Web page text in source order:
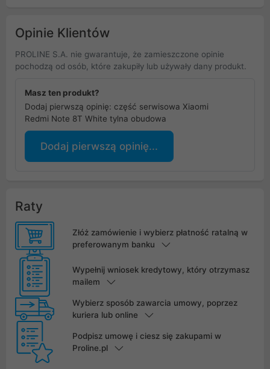
Opinie Klientów
PROLINE S.A. nie gwarantuje, że zamieszczone opinie
pochodzą od osób, które zakupiły lub używały dany produkt.
Masz ten produkt?
Dodaj pierwszą opinię: część serwisowa Xiaomi
Redmi Note 8T White tylna obudowa
Dodaj pierwszą opinię...
Raty
Złóż zamówienie i wybierz płatność ratalną w
preferowanym banku
Wypełnij wniosek kredytowy, który otrzymasz
mailem
Wybierz sposób zawarcia umowy, poprzez
kuriera lub online
Podpisz umowę i ciesz się zakupami w
Proline.pl